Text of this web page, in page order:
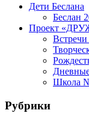
Дети Беслана
Беслан
Проект
Встречи
Школа
Рубрики